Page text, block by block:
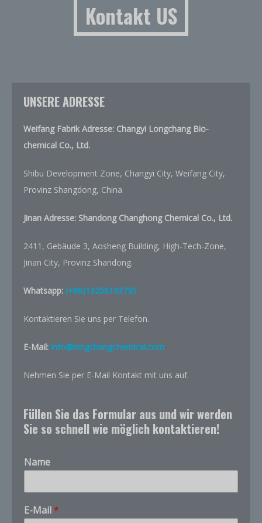
Kontakt US
UNSERE ADRESSE
Weifang Fabrik Adresse: Changyi Longchang Bio-
chemical Co., Ltd.
Shibu Development Zone, Changyi City, Weifang City,
Provinz Shangdong, China
Jinan Adresse: Shandong Changhong Chemical Co., Ltd.
2411, Gebäude 3, Aosheng Building, High-Tech-Zone,
Jinan City, Provinz Shandong.
Whatsapp: (+86)13256193735
Kontaktieren Sie uns per Telefon.
E-Mail: info@longchangchemical.com
Nehmen Sie per E-Mail Kontakt mit uns auf.
Füllen Sie das Formular aus und wir werden
Sie so schnell wie möglich kontaktieren!
Name
u
n
E-Mail *